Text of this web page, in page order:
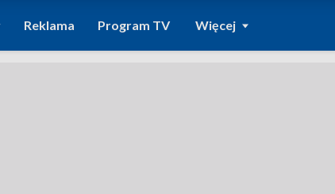
Reklama Program TV Więcej